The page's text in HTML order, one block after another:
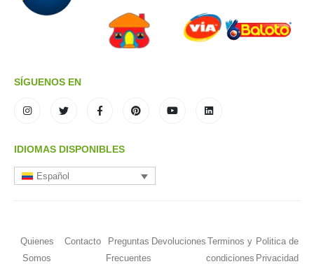
SÍGUENOS EN
IDIOMAS DISPONIBLES
Español
Quienes
Somos
Contacto
Preguntas
Frecuentes
Devoluciones Terminos y
condiciones
Politica de
Privacidad